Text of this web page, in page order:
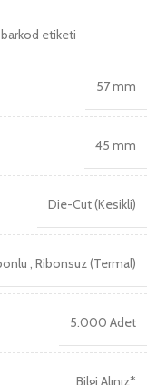
barkod etiketi
57 mm
45 mm
Die-Cut (Kesikli)
, Ribonsuz (Termal)
5.000 Adet
Bilgi Alınız*